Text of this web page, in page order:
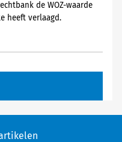
de WOZ-waarde
heeft verlaagd.